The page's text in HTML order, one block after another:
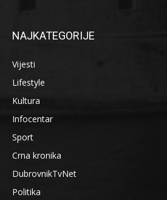
NAJKATEGORIJE
Vijesti
Lifestyle
Kultura
Infocentar
Sport
Crna kronika
DubrovnikTvNet
Politika